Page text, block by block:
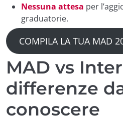
Nessuna attesa per
graduatorie.
COMPILA LA TUA MAD
MAD vs
differenze
conoscere